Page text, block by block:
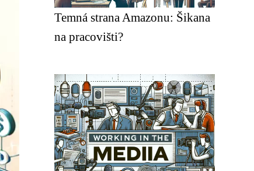
Temná strana Amazonu: Šikana
na pracovišti?